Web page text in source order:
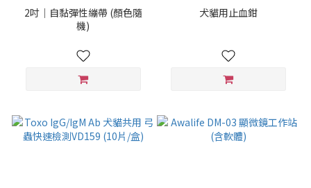
2吋｜自黏彈性繃帶 (顏色隨
機)
犬貓用止血鉗